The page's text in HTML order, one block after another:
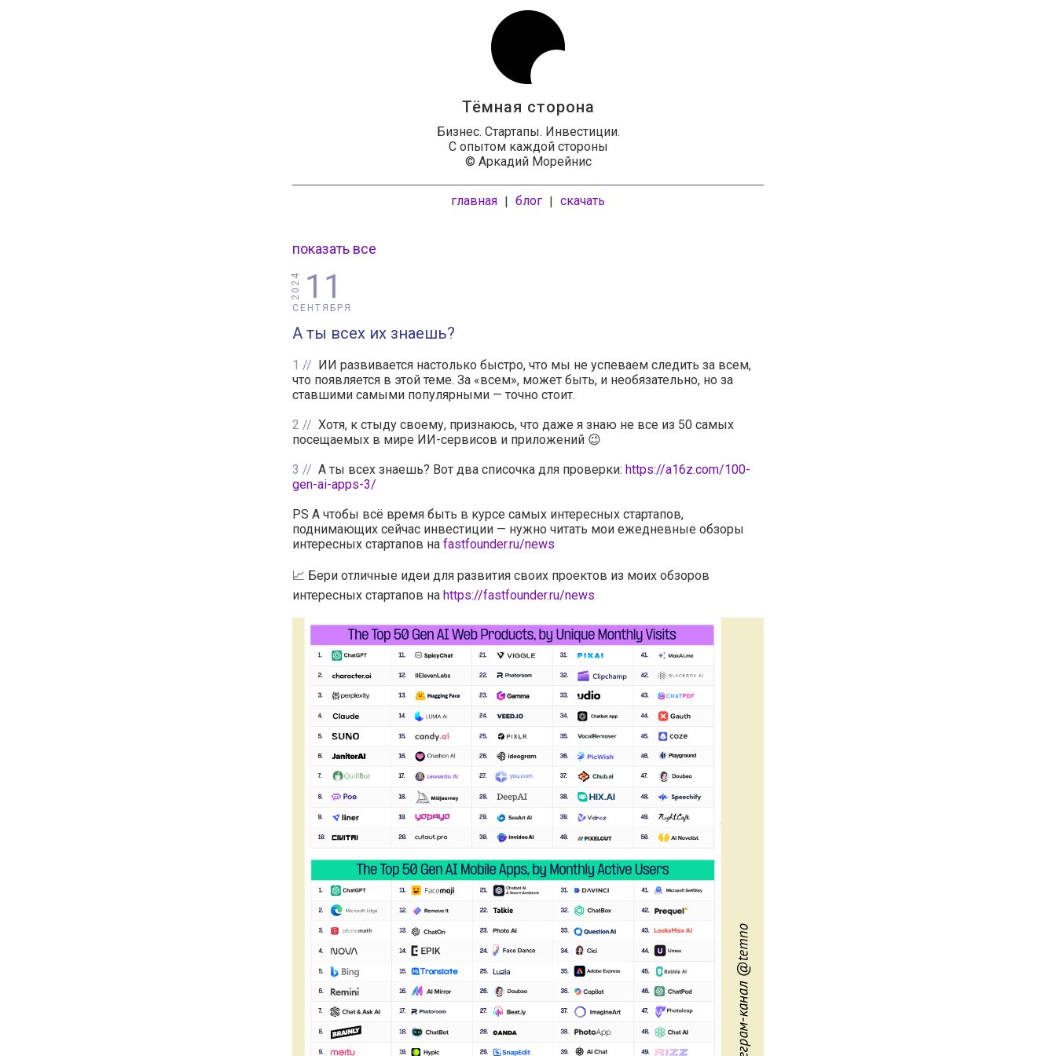
Тёмная сторона
Бизнес. Стартапы. Инвестиции.
С опытом каждой стороны
© Аркадий Морейнис
главная | блог | скачать
показать все
11
СЕНТЯБРЯ
2024
А ты всех их знаешь?
1
ИИ развивается настолько быстро, что мы не успеваем следить за всем,
что появляется в этой теме. За «всем», может быть, и необязательно, но за
ставшими самыми популярными — точно стоит.
2
Хотя, к стыду своему, признаюсь, что даже я знаю не все из 50 самых
посещаемых в мире ИИ-сервисов и приложений 😉
3
А ты всех знаешь? Вот два списочка для проверки: https://a16z.com/100-
gen-ai-apps-3/
PS А чтобы всё время быть в курсе самых интересных стартапов,
поднимающих сейчас инвестиции — нужно читать мои ежедневные обзоры
интересных стартапов на fastfounder.ru/news
📈 Бери отличные идеи для развития своих проектов из моих обзоров
интересных стартапов на https://fastfounder.ru/news